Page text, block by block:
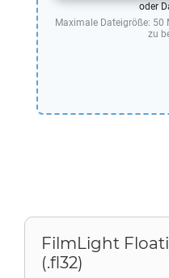
oder
Maximale Dateigröße: 50
zu
FilmLight
(.fl32)